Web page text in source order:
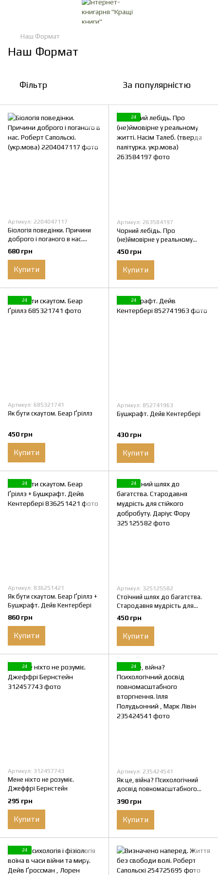
Наш Формат
Наш Формат
Фільтр За популярністю
Артикул: 2204047117
Біологія поведінки. Причини
доброго і поганого в нас.
Роберт Сапольскі. (укр.мова)
680 грн
Купити
24
Артикул: 263584197
Чорний лебідь. Про
(не)ймовірне у реальному
житті. Насім Талеб. (тверда
палітурка. укр.мова)
450 грн
Купити
24
Артикул: 685321741
Як бути скаутом. Беар Ґріллз
450 грн
Купити
24
Артикул: 852741963
Бушкрафт. Дейв Кентербері
430 грн
Купити
24
Артикул: 836251421
Як бути скаутом. Беар Ґріллз +
Бушкрафт. Дейв Кентербері
860 грн
Купити
24
Артикул: 325125582
Стоїчний шлях до багатства.
Стародавня мудрість для
стійкого добробуту. Даріус
450 грн
Купити
24
Артикул: 312457743
Мене ніхто не розуміє.
Джеффрі Бернстейн
295 грн
Купити
24
Артикул: 235424541
Як це, війна? Психологічний
досвід повномасштабного
вторгнення. Ілля Полудьонний ,
Марк Лівін
390 грн
Купити
24